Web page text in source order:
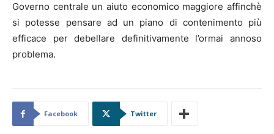
Governo centrale un aiuto economico maggiore affinchè
si potesse pensare ad un piano di contenimento più
efficace per debellare definitivamente l’ormai annoso
problema.
Facebook Twitter